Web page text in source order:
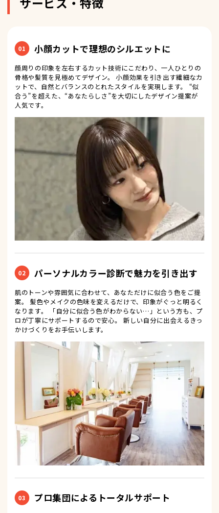
01 小顔カットで理想のシルエットに
顔周りの印象を左右するカット技術にこだわり、一人ひとりの
骨格や髪質を見極めてデザイン。 小顔効果を引き出す繊細なカ
ットで、自然とバランスのとれたスタイルを実現します。 “似
合う”を超えた、“あなたらしさ”を大切にしたデザイン提案が
人気です。
02 パーソナルカラー診断で魅力を引き出す
肌のトーンや雰囲気に合わせて、あなただけに似合う色をご提
案。 髪色やメイクの色味を変えるだけで、印象がぐっと明るく
なります。 「自分に似合う色がわからない…」という方も、プ
ロが丁寧にサポートするので安心。 新しい自分に出会えるきっ
かけづくりをお手伝いします。
03 プロ集団によるトータルサポート